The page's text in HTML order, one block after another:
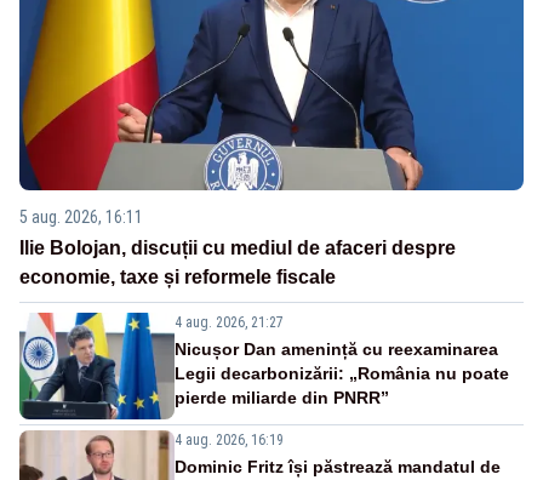
5 aug. 2026, 16:11
Ilie Bolojan, discuții cu mediul de afaceri despre
economie, taxe și reformele fiscale
4 aug. 2026, 21:27
Nicușor Dan amenință cu reexaminarea
Legii decarbonizării: „România nu poate
pierde miliarde din PNRR”
4 aug. 2026, 16:19
Dominic Fritz își păstrează mandatul de